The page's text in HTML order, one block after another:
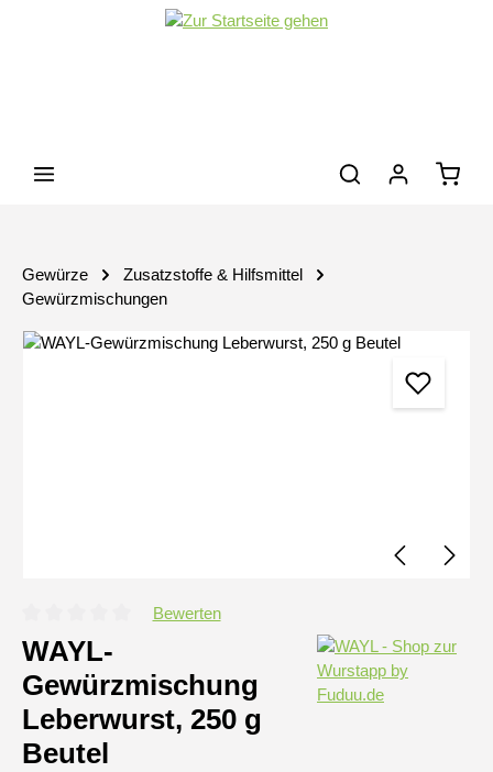
Zum Hauptinhalt springen
Gewürze
Zusatzstoffe & Hilfsmittel
Gewürzmischungen
Bildergalerie überspringen
Durchschnittliche Bewertung von 0 von 5 Sternen
Bewerten
WAYL-
Gewürzmischung
Leberwurst, 250 g
Beutel